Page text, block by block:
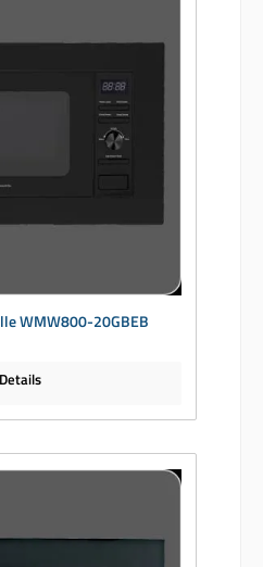
WMW800-20GBEB
Details